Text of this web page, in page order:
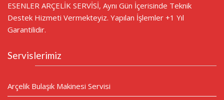
ESENLER ARÇELİK SERVİSİ, Aynı Gün İçerisinde Teknik
Destek Hizmeti Vermekteyiz. Yapılan İşlemler +1 Yıl
Garantilidir.
Servislerimiz
Arçelik Bulaşık Makinesi Servisi